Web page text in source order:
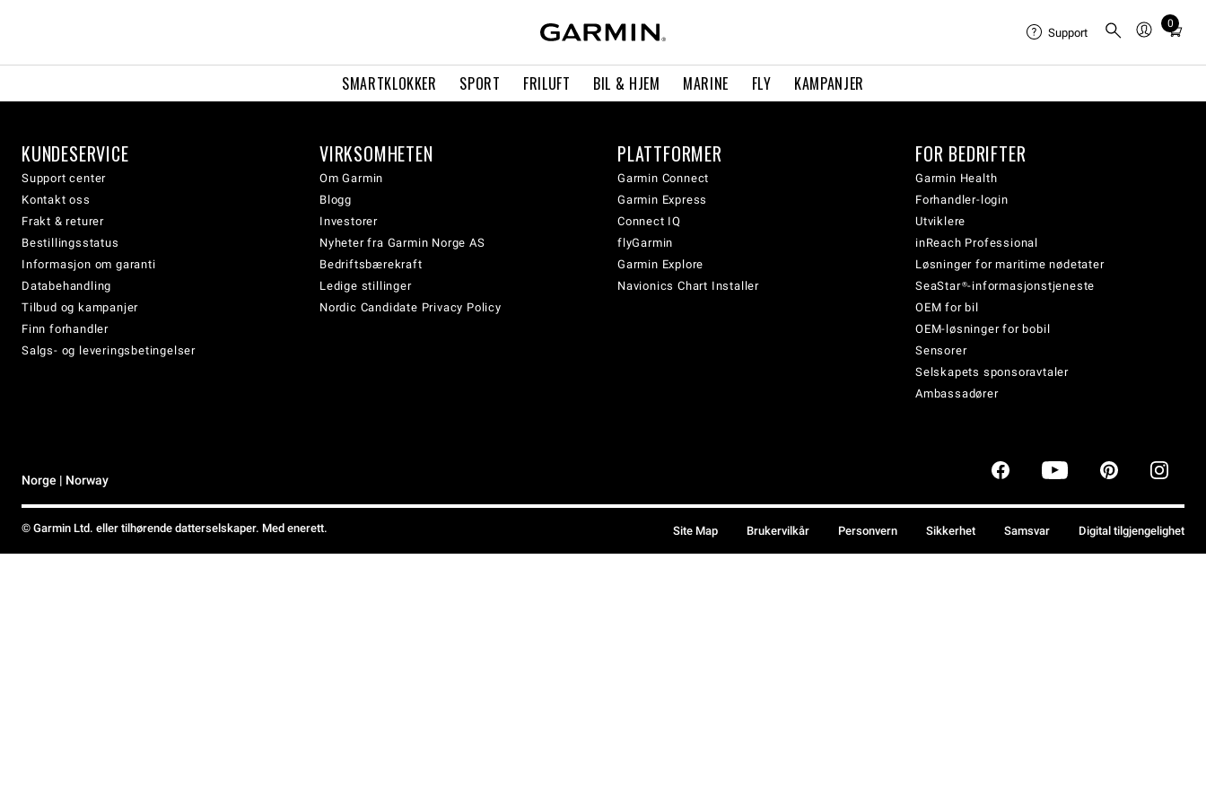
SMARTKLOKKER SPORT FRILUFT BIL & HJEM MARINE FLY KAMPANJER
Support
0
Total
cart:
KUNDESERVICE
Support center
Kontakt oss
Frakt & returer
Bestillingsstatus
Informasjon om garanti
Databehandling
Tilbud og kampanjer
Finn forhandler
Salgs- og leveringsbetingelser
VIRKSOMHETEN
Om Garmin
Blogg
Investorer
Nyheter fra Garmin Norge AS
Bedriftsbærekraft
Ledige stillinger
Nordic Candidate Privacy Policy
PLATTFORMER
Garmin Connect
Garmin Express
Connect IQ
flyGarmin
Garmin Explore
Navionics Chart Installer
FOR BEDRIFTER
Garmin Health
Forhandler-login
Utviklere
inReach Professional
Løsninger for maritime nødetater
SeaStar®-informasjonstjeneste
OEM for bil
OEM-løsninger for bobil
Sensorer
Selskapets sponsoravtaler
Ambassadører
Norge | Norway
© Garmin Ltd. eller tilhørende datterselskaper. Med enerett. Site Map Brukervilkår Personvern Sikkerhet Samsvar Digital tilgjengelighet